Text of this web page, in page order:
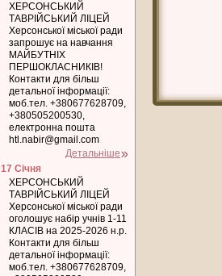
ХЕРСОНСЬКИЙ
ТАВРІЙСЬКИЙ ЛІЦЕЙ
Херсонської міської ради
запрошує на навчання
МАЙБУТНІХ
ПЕРШОКЛАСНИКІВ!
Контакти для більш
детальної інформації:
моб.тел. +380677628709,
+380505200530,
електронна пошта
htl.nabir@gmail.com
Детальніше
17 Січня
ХЕРСОНСЬКИЙ
ТАВРІЙСЬКИЙ ЛІЦЕЙ
Херсонської міської ради
оголошує набір учнів 1-11
КЛАСІВ на 2025-2026 н.р.
Контакти для більш
детальної інформації:
моб.тел. +380677628709,